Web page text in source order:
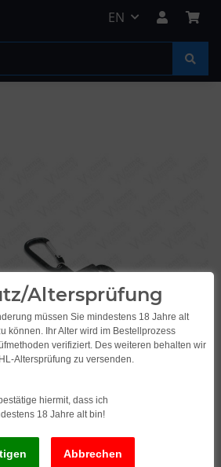
EN
Altersprüfung
müssen Sie mindestens 18 Jahre alt
können. Ihr Alter wird im Bestellprozess
verifiziert. Des weiteren behalten wir
Altersprüfung zu versenden.
hiermit, dass ich
18 Jahre alt bin!